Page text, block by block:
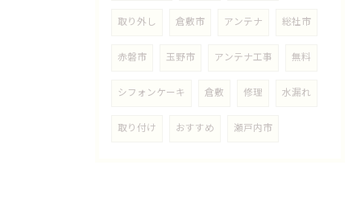
取り外し 倉敷市 アンテナ 総社市
赤磐市 玉野市 アンテナ工事 無料
シフォンケーキ 倉敷 修理 水漏れ
取り付け おすすめ 瀬戸内市